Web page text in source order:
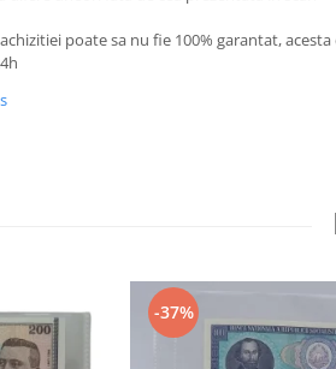
poate sa nu fie 100% garantat, acesta
-37%